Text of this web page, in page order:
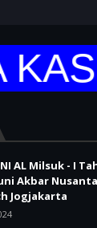
AL Milsuk - I
Akbar
Jogjakarta